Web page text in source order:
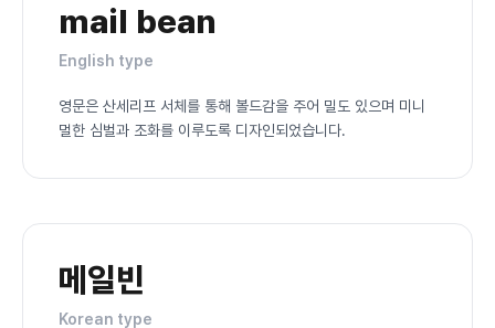
mail bean
English type
영문은 산세리프 서체를 통해 볼드감을 주어 밀도 있으며 미니
멀한 심벌과 조화를 이루도록 디자인되었습니다.
메일빈
Korean type